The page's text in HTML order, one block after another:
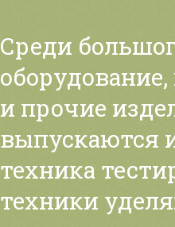
Среди
и прочие
выпускаются
техника
техники